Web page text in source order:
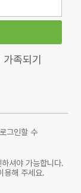
족되기
그인할 수
셔야 가능합니다.
용해 주세요.